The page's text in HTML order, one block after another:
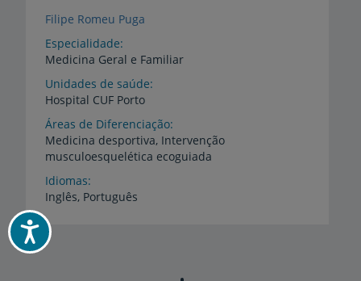
Acessibilidade
Filipe Romeu Puga
Especialidade
Medicina Geral e Familiar
Unidades de saúde
Hospital CUF Porto
Áreas de Diferenciação
Medicina desportiva, Intervenção
musculoesquelética ecoguiada
Idiomas
Inglês, Português